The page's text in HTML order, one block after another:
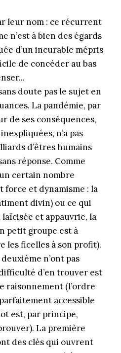
leur nom : ce récurrent
n’est à bien des égards
d’un incurable mépris
de concéder au bas
doute pas le sujet en
La pandémie, par
de ses conséquences,
n’a pas
d’êtres humains
réponse. Comme
certain nombre
force et dynamisme : la
divin) ou ce qui
et appauvrie, la
petit groupe est à
les ficelles à son profit).
n’ont pas
d’en trouver est
raisonnement (l’ordre
accessible
est, par principe,
La première
des clés qui ouvrent